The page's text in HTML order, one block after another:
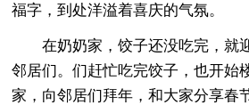
福字，到处洋溢着喜庆的气氛。
在奶奶家，饺子还没吃完，就
邻居们。们赶忙吃完饺子，也开始
家，向邻居们拜年，和大家分享春